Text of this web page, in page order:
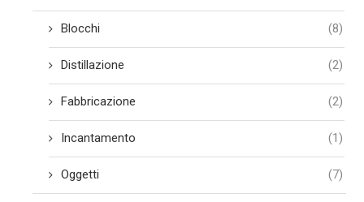
Blocchi (8)
Distillazione (2)
Fabbricazione (2)
Incantamento (1)
Oggetti (7)